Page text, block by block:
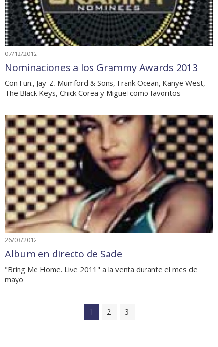
07/12/2012
Nominaciones a los Grammy Awards 2013
Con Fun., Jay-Z, Mumford & Sons, Frank Ocean, Kanye West,
The Black Keys, Chick Corea y Miguel como favoritos
26/03/2012
Album en directo de Sade
"Bring Me Home. Live 2011" a la venta durante el mes de
mayo
1 2 3